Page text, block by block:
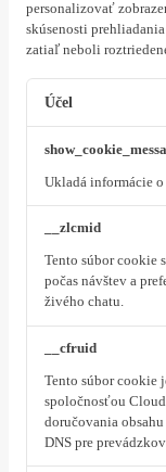
personalizovať
skúsenosti
zatiaľ neboli
Účel
Ukladá informácie
__zlcmid
Tento súbor cookie
počas návštev a
živého chatu.
__cfruid
Tento súbor cookie
spoločnosťou
doručovania
DNS pre